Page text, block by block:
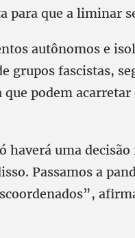
para que a liminar
autônomos e
grupos fascistas,
podem acarretar
haverá uma
Passamos a